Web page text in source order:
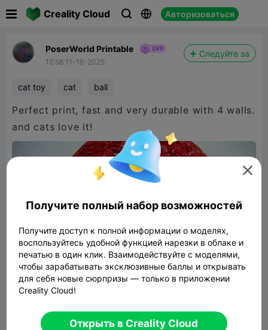
Creality Cloud   Авторизоваться
PoserWorld Printable
12:58 11-16-2025
Следуйте за
cat toy cat ball
Perfect print, fast and very durable with 4 walls.
and cats love it!
hours
3.09MB Связанные 3D модели

Получите полный набор возможностей
Получите доступ к полной информации о моделях,
воспользуйтесь удобной функцией нарезки в облаке и
печатью в один клик. Взаимодействуйте с моделями,
чтобы зарабатывать эксклюзивные баллы и открывать
для себя новые сюрпризы — только в приложении
Creality Cloud!
Открыть в Creality Cloud